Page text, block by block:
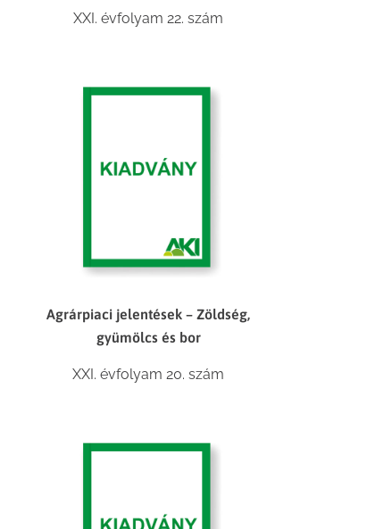
XXI. évfolyam 22. szám
Agrárpiaci jelentések – Zöldség,
gyümölcs és bor
XXI. évfolyam 20. szám